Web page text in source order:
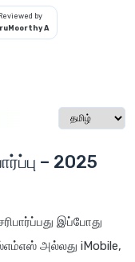
Reviewed by
A
Select
– 2025
இப்போது
அல்லது iMobile,